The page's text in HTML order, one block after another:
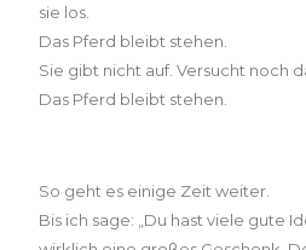
sie los.
Das Pferd bleibt stehen.
Sie gibt nicht auf. Versucht noch
Das Pferd bleibt stehen.
So geht es einige Zeit weiter.
Bis ich sage: „Du hast viele gute